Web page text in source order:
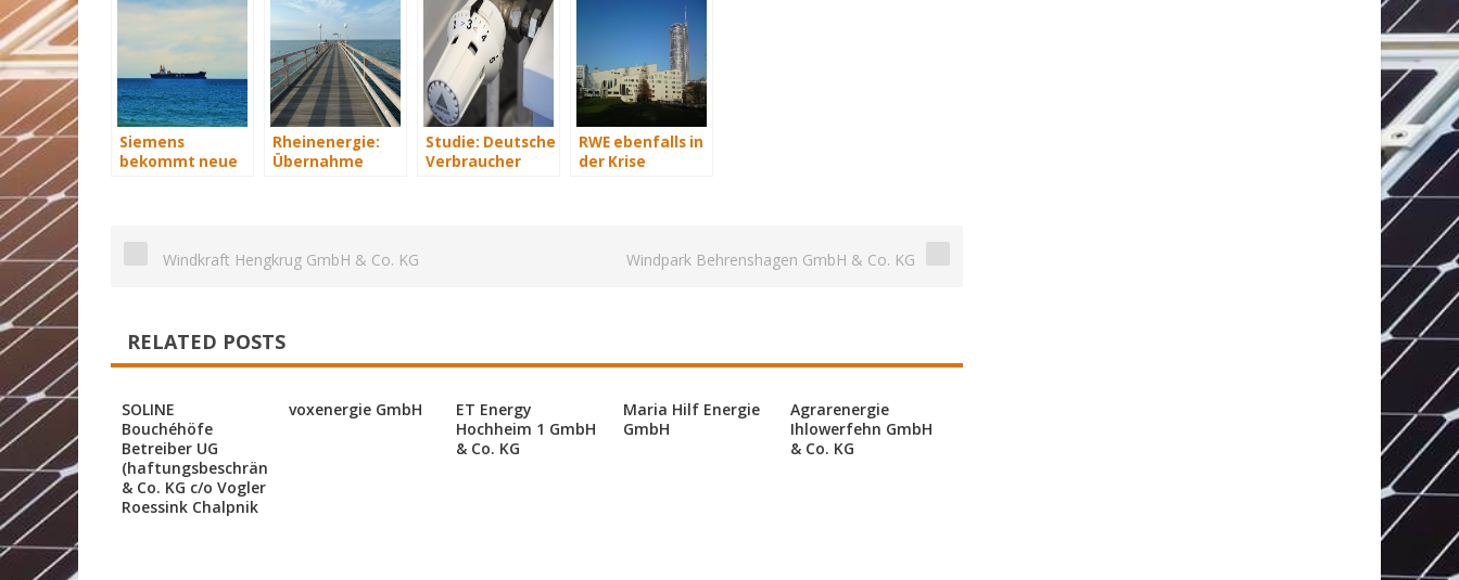
Siemens
bekommt neue
Rheinenergie:
Übernahme
Studie: Deutsche
Verbraucher
RWE ebenfalls in
der Krise
Windkraft Hengkrug GmbH & Co. KG Windpark Behrenshagen GmbH & Co. KG
RELATED POSTS
SOLINE
Bouchéhöfe
Betreiber UG
(haftungsbeschränkt)
& Co. KG c/o Vogler
Roessink Chalpnik
voxenergie GmbH
ET Energy
Hochheim 1 GmbH
& Co. KG
Maria Hilf Energie
GmbH
Agrarenergie
Ihlowerfehn GmbH
& Co. KG